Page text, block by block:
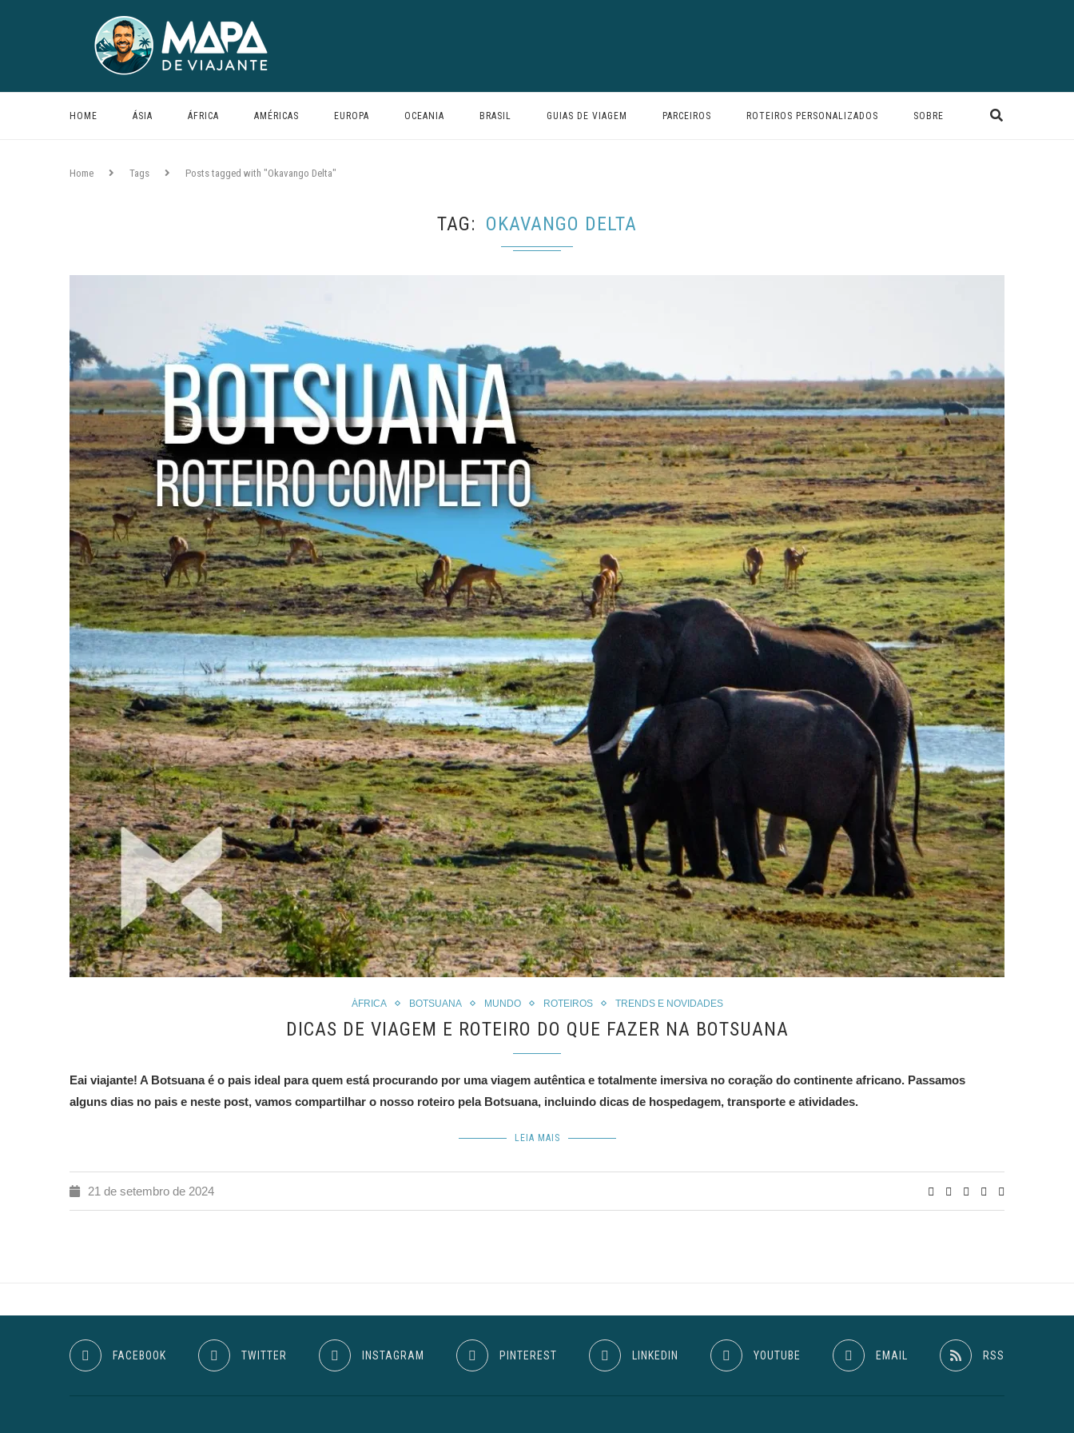
HOME ÁSIA ÁFRICA AMÉRICAS EUROPA OCEANIA BRASIL GUIAS DE VIAGEM PARCEIROS ROTEIROS PERSONALIZADOS SOBRE
Home Tags Posts tagged with "Okavango Delta"
TAG OKAVANGO DELTA
ÁFRICA BOTSUANA MUNDO ROTEIROS TRENDS E NOVIDADES
DICAS DE VIAGEM E ROTEIRO DO QUE FAZER NA BOTSUANA
Eai viajante! A Botsuana é o pais ideal para quem está procurando por uma viagem autêntica e totalmente imersiva no coração do continente africano. Passamos
alguns dias no pais e neste post, vamos compartilhar o nosso roteiro pela Botsuana, incluindo dicas de hospedagem, transporte e atividades.
LEIA MAIS
21 de setembro de 2024
FACEBOOK TWITTER INSTAGRAM PINTEREST LINKEDIN YOUTUBE EMAIL RSS